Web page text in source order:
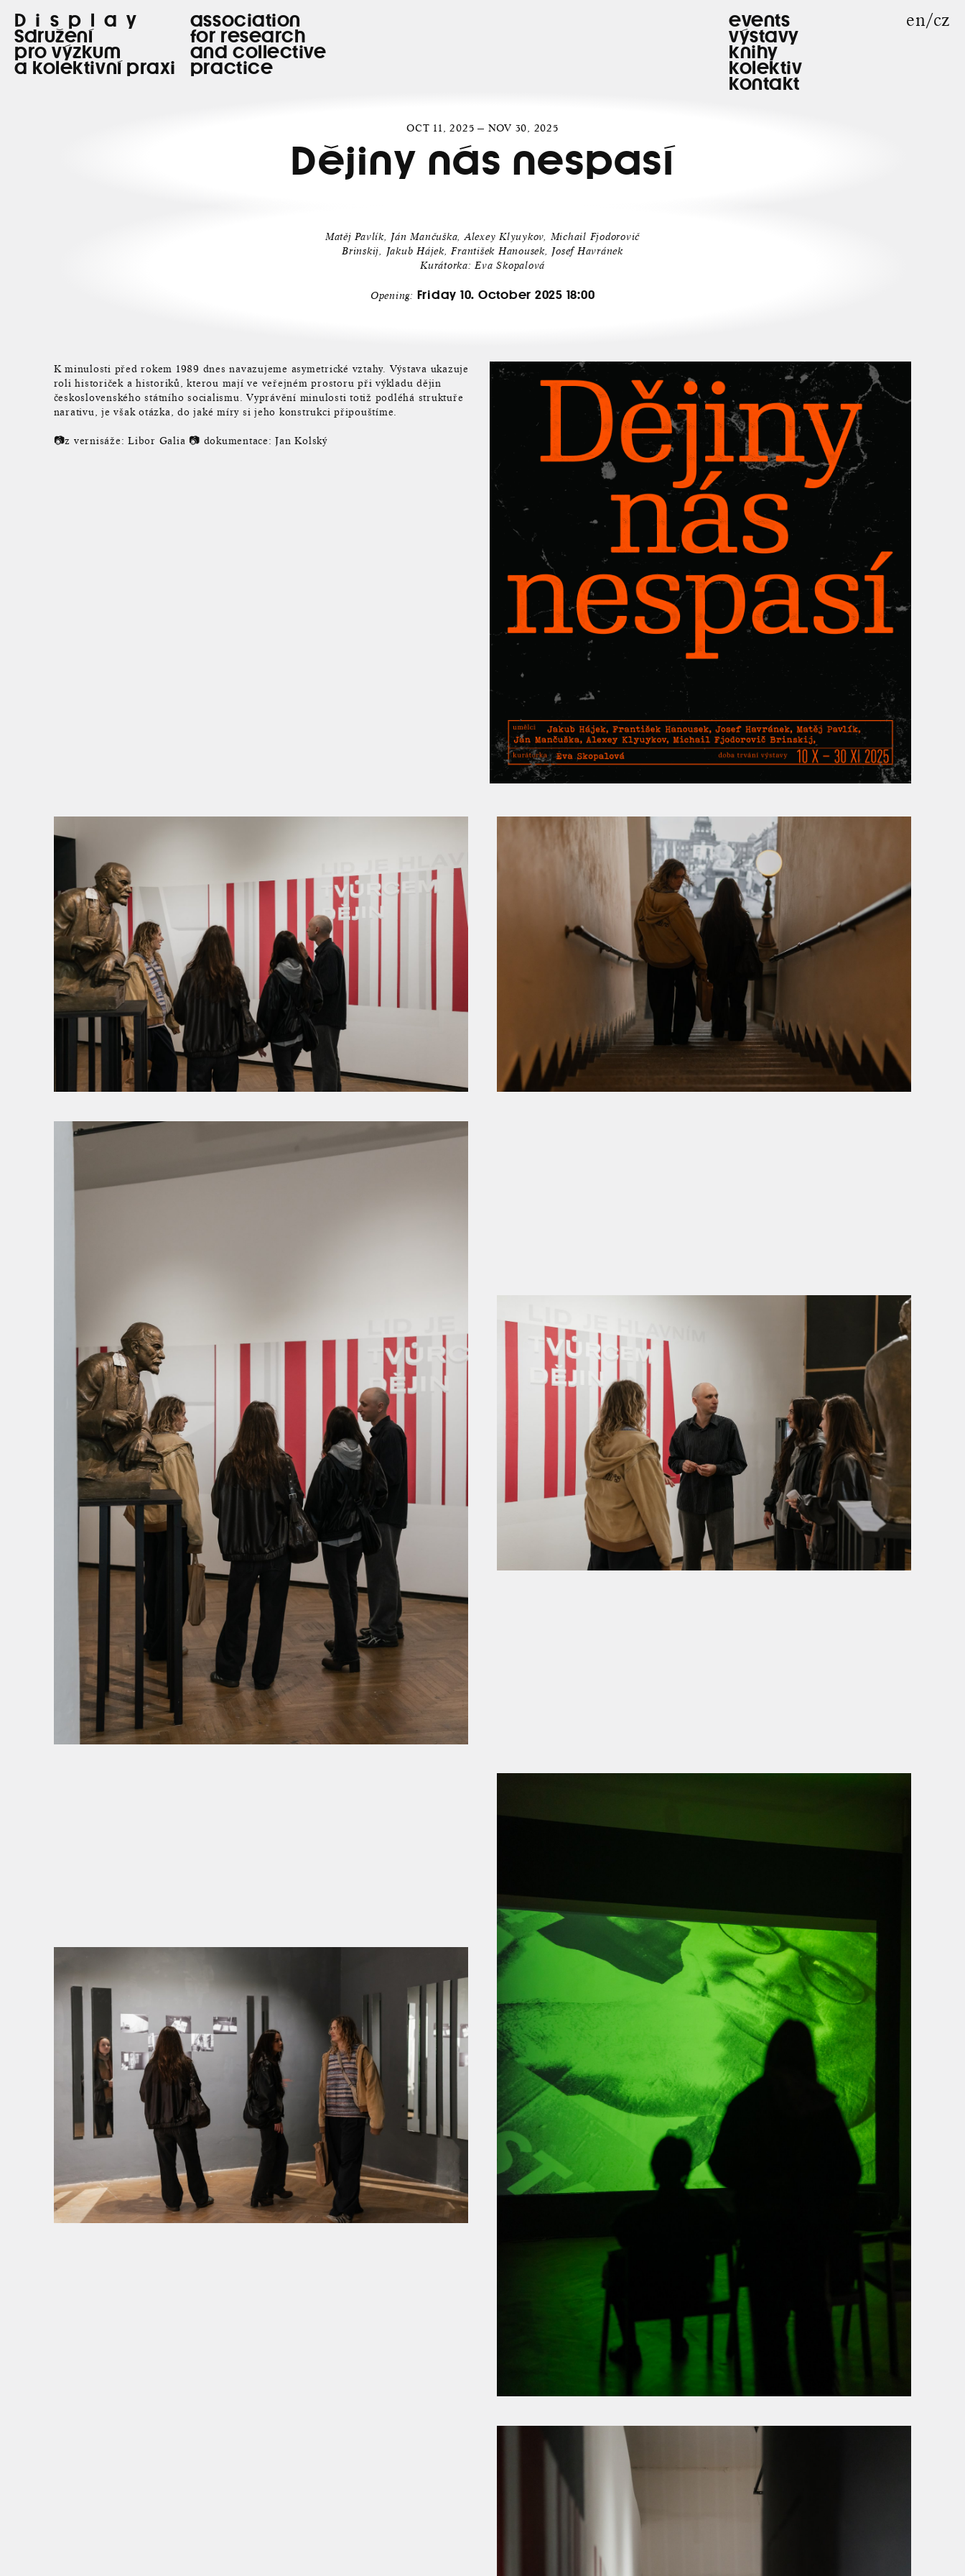
Display
Sdružení
pro výzkum
a kolektivní praxi
association
for research
and collective
practice
events
výstavy
knihy
kolektiv
kontakt
en cz
OCT 11, 2025 — NOV 30, 2025
Dějiny nás nespasí
Matěj Pavlík, Ján Mančuška, Alexey Klyuykov, Michail Fjodorovič
Brinskij, Jakub Hájek, František Hanousek, Josef Havránek
Kurátorka: Eva Skopalová
Opening: Friday 10. October 2025 18:00
K minulosti před rokem 1989 dnes navazujeme asymetrické vztahy. Výstava ukazuje
roli historiček a historiků, kterou mají ve veřejném prostoru při výkladu dějin
československého státního socialismu. Vyprávění minulosti totiž podléhá struktuře
narativu, je však otázka, do jaké míry si jeho konstrukci připouštíme.
📷z vernisáže: Libor Galia 📷 dokumentace: Jan Kolský